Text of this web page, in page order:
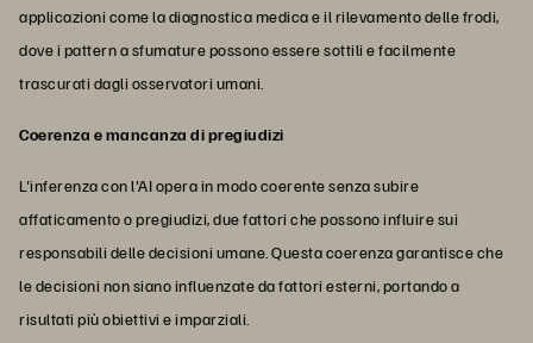
applicazioni come la diagnostica medica e il rilevamento delle frodi,
dove i pattern a sfumature possono essere sottili e facilmente
trascurati dagli osservatori umani.
Coerenza e mancanza di pregiudizi
L'inferenza con l'AI opera in modo coerente senza subire
affaticamento o pregiudizi, due fattori che possono influire sui
responsabili delle decisioni umane. Questa coerenza garantisce che
le decisioni non siano influenzate da fattori esterni, portando a
risultati più obiettivi e imparziali.